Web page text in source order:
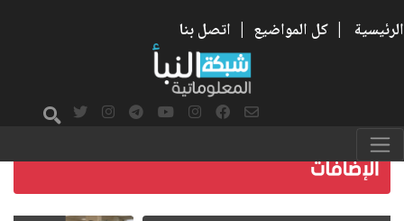
الرئيسية | كل المواضيع | اتصل بنا